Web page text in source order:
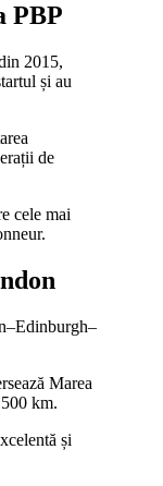
PBP
2015,
și au
de
cele mai
Marea
km.
și